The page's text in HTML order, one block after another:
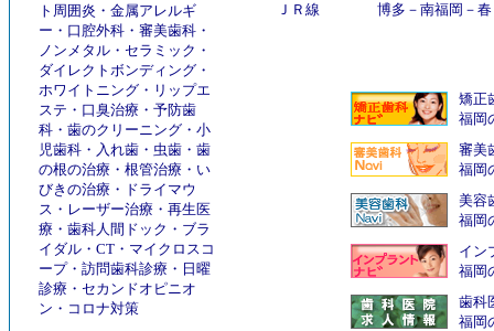
ト周囲炎 ・ 金属アレルギ
ー ・ 口腔外科 ・ 審美歯科 ・
ノンメタル ・ セラミック ・
ダイレクトボンディング ・
ホワイトニング ・ リップエ
ステ ・ 口臭治療 ・ 予防歯
科 ・ 歯のクリーニング ・ 小
児歯科 ・ 入れ歯 ・ 虫歯 ・ 歯
の根の治療 ・ 根管治療 ・ い
びきの治療 ・ ドライマウ
ス ・ レーザー治療 ・ 再生医
療 ・ 歯科人間ドック ・ ブラ
イダル ・ CT ・ マイクロスコ
ープ・ 訪問歯科診療 ・ 日曜
診療 ・ セカンドオピニオ
ン ・ コロナ対策
ＪＲ線 博多 － 南福岡 －
矯正
福岡
審美
福岡
美容
福岡
イン
福岡
歯科
福岡